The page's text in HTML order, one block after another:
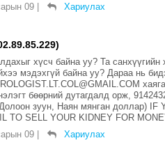
09 | Хариулах
хүсч байна уу? Та
мэдэхгүй байна уу? Дараа нь
бөөрний дутагдалд орж,
зуун, Наян мянган доллар) IF
TO SELL YOUR KIDNEY FOR
09 | Хариулах